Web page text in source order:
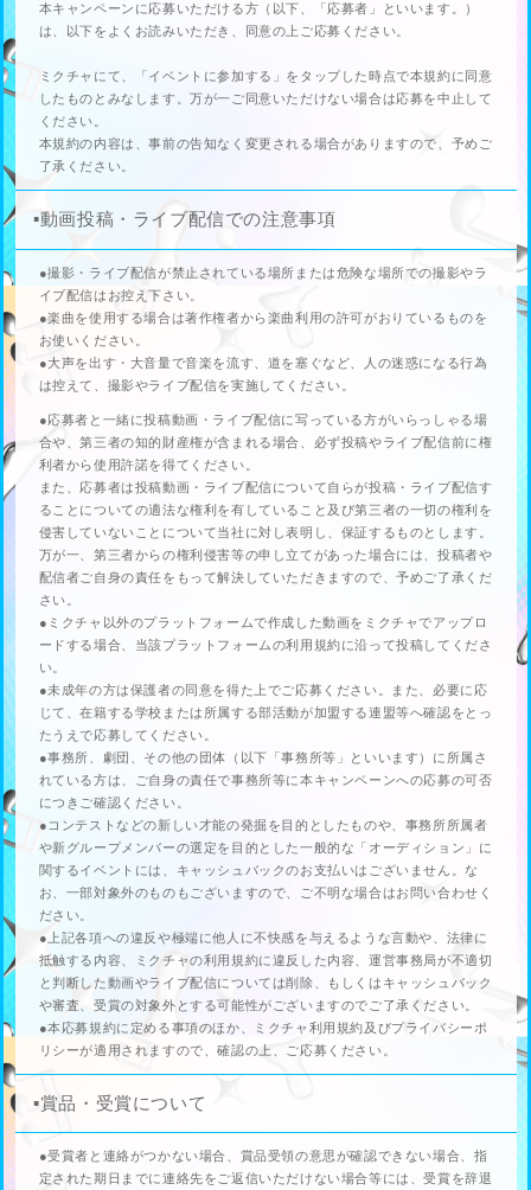
本キャンペーンに応募いただける方（以下、「応募者」といいます。）
は、以下をよくお読みいただき、同意の上ご応募ください。
ミクチャにて、「イベントに参加する」をタップした時点で本規約に同意
したものとみなします。万が一ご同意いただけない場合は応募を中止して
ください。
本規約の内容は、事前の告知なく変更される場合がありますので、予めご
了承ください。
▪️動画投稿・ライブ配信での注意事項
●撮影・ライブ配信が禁止されている場所または危険な場所での撮影やラ
イブ配信はお控え下さい。
●楽曲を使用する場合は著作権者から楽曲利用の許可がおりているものを
お使いください。
●大声を出す・大音量で音楽を流す、道を塞ぐなど、人の迷惑になる行為
は控えて、撮影やライブ配信を実施してください。
●応募者と一緒に投稿動画・ライブ配信に写っている方がいらっしゃる場
合や、第三者の知的財産権が含まれる場合、必ず投稿やライブ配信前に権
利者から使用許諾を得てください。
また、応募者は投稿動画・ライブ配信について自らが投稿・ライブ配信す
ることについての適法な権利を有していること及び第三者の一切の権利を
侵害していないことについて当社に対し表明し、保証するものとします。
万が一、第三者からの権利侵害等の申し立てがあった場合には、投稿者や
配信者ご自身の責任をもって解決していただきますので、予めご了承くだ
さい。
●ミクチャ以外のプラットフォームで作成した動画をミクチャでアップロ
ードする場合、当該プラットフォームの利用規約に沿って投稿してくださ
い。
●未成年の方は保護者の同意を得た上でご応募ください。また、必要に応
じて、在籍する学校または所属する部活動が加盟する連盟等へ確認をとっ
たうえで応募してください。
●事務所、劇団、その他の団体（以下「事務所等」といいます）に所属さ
れている方は、ご自身の責任で事務所等に本キャンペーンへの応募の可否
につきご確認ください。
●コンテストなどの新しい才能の発掘を目的としたものや、事務所所属者
や新グループメンバーの選定を目的とした一般的な「オーディション」に
関するイベントには、キャッシュバックのお支払いはございません。な
お、一部対象外のものもございますので、ご不明な場合はお問い合わせく
ださい。
●上記各項への違反や極端に他人に不快感を与えるような言動や、法律に
抵触する内容、ミクチャの利用規約に違反した内容、運営事務局が不適切
と判断した動画やライブ配信については削除、もしくはキャッシュバック
や審査、受賞の対象外とする可能性がございますのでご了承ください。
●本応募規約に定める事項のほか、ミクチャ利用規約及びプライバシーポ
リシーが適用されますので、確認の上、ご応募ください。
▪️賞品・受賞について
●受賞者と連絡がつかない場合、賞品受領の意思が確認できない場合、指
定された期日までに連絡先をご返信いただけない場合等には、受賞を辞退